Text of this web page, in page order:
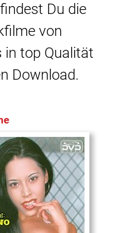
findest Du die
von
in top Qualität
Download.